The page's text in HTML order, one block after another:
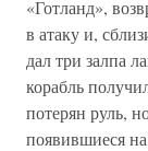
«Готланд»,
в атаку и,
дал три залпа
корабль
потерян руль,
появившиеся